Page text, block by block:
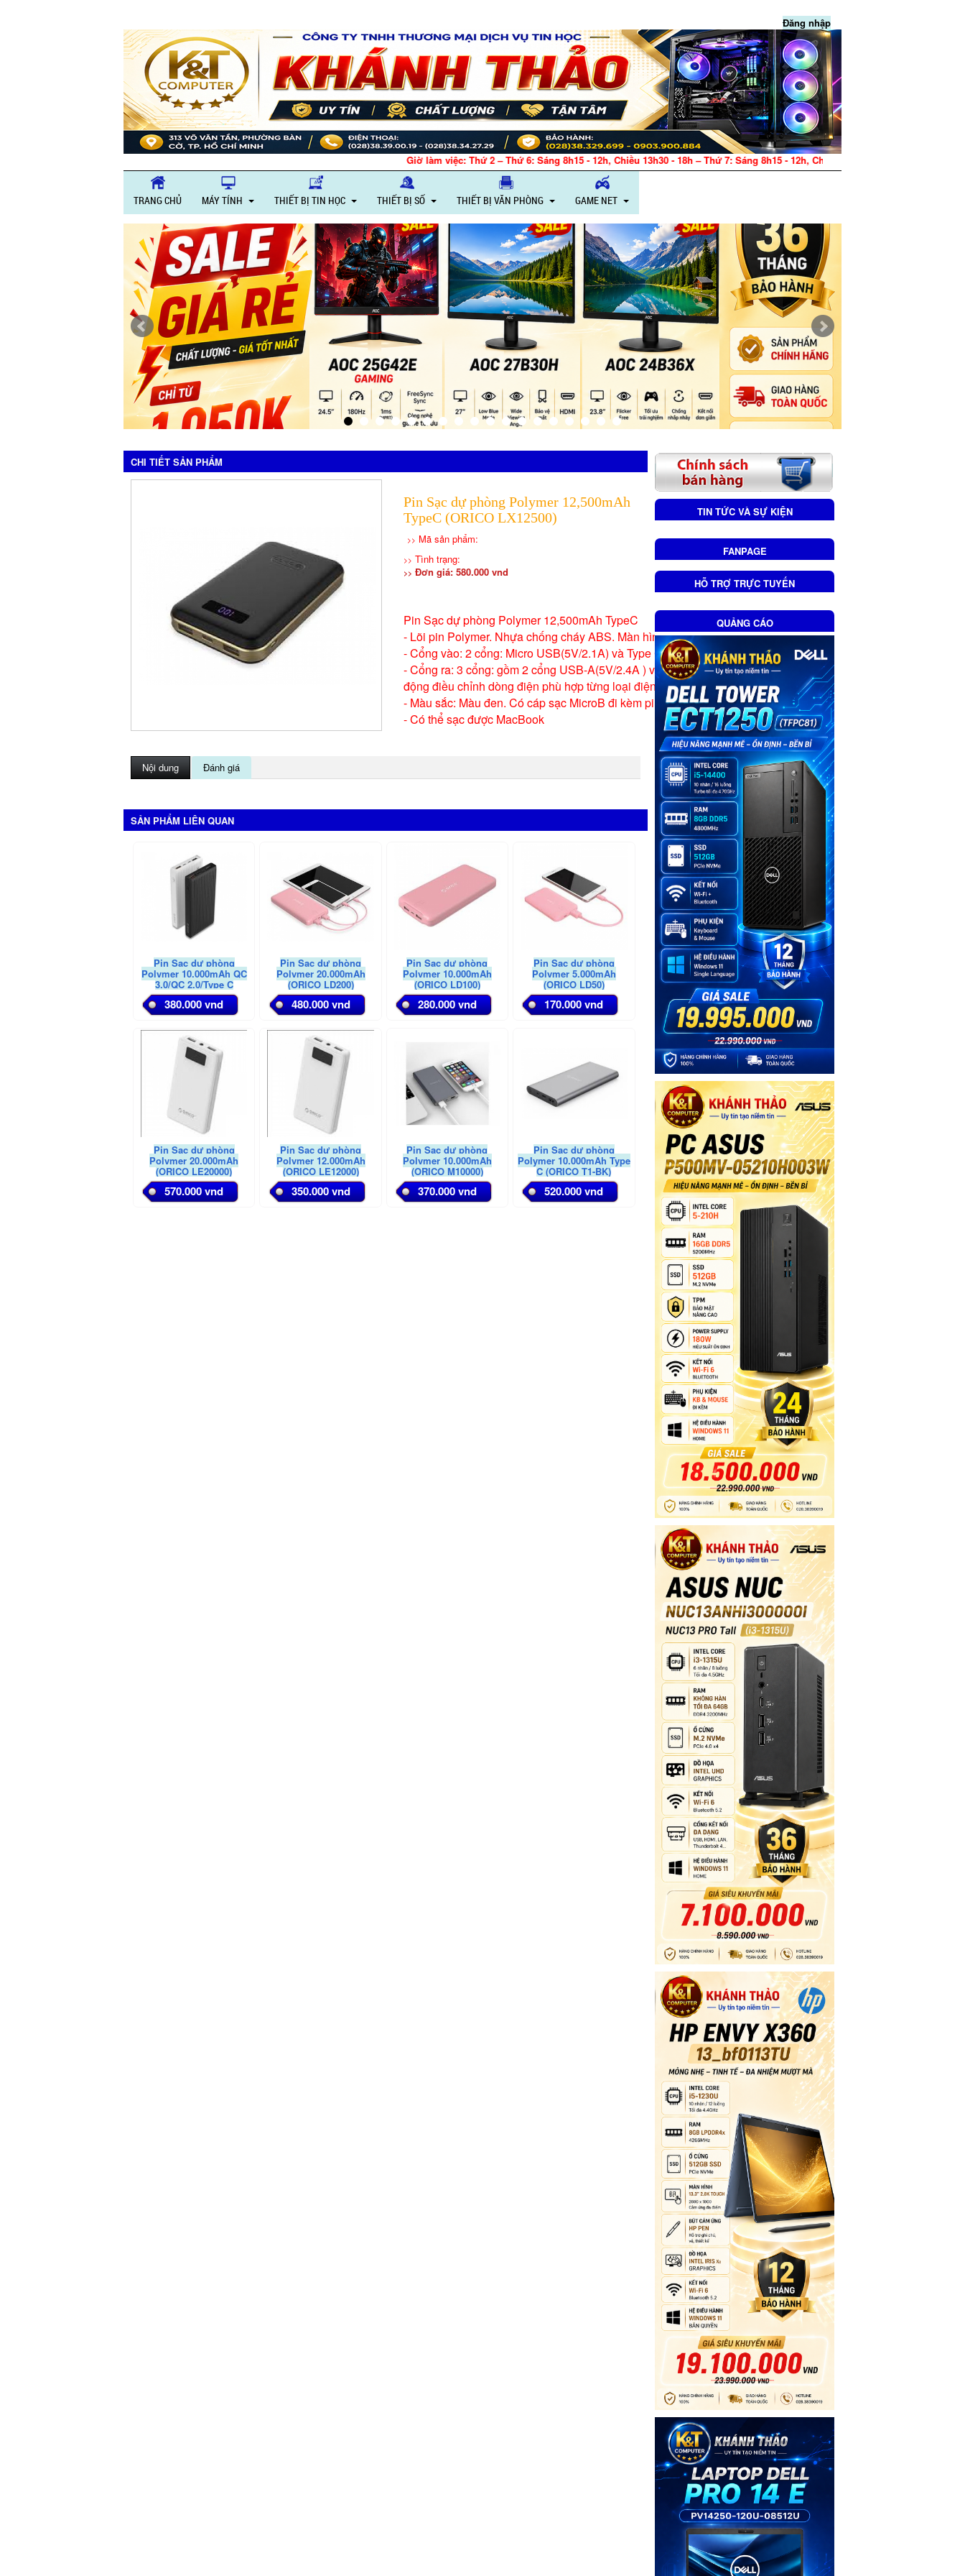
Đăng nhập
Giờ làm việc: Thứ 2 – Thứ 6: Sáng 8h15 - 12h, Chiều 13h30 - 18h – Thứ 7: Sáng 8h15 - 12h, Chiều 13h30 - 17h – CN: Nghỉ
TRANG CHỦ MÁY TÍNH THIẾT BỊ TIN HỌC THIẾT BỊ SỐ THIẾT BỊ VĂN PHÒNG GAME NET
CHI TIẾT SẢN PHẨM
Pin Sạc dự phòng Polymer 12,500mAh
TypeC (ORICO LX12500)
>> Mã sản phẩm:
>> Tình trạng:
>> Đơn giá: 580.000 vnd
Pin Sạc dự phòng Polymer 12,500mAh TypeC
- Lõi pin Polymer. Nhựa chống cháy ABS. Màn hình hiển thị thông số pin.
- Cổng vào: 2 cổng: Micro USB(5V/2.1A) và Type C(5V/3A)
- Cổng ra: 3 cổng: gồm 2 cổng USB-A(5V/2.4A ) và 1 cổng Type C (5V/3A): Tự
động điều chỉnh dòng điện phù hợp từng loại điện thoại. Tự động ngắt dòng.
- Màu sắc: Màu đen. Có cáp sạc MicroB đi kèm pin.
- Có thể sạc được MacBook
Nội dung Đánh giá
SẢN PHẨM LIÊN QUAN
Pin Sạc dự phòng
Polymer 10,000mAh QC
3.0/QC 2.0/Type C
(ORICO K10000)
380.000 vnd
Pin Sạc dự phòng
Polymer 20,000mAh
(ORICO LD200)
480.000 vnd
Pin Sạc dự phòng
Polymer 10,000mAh
(ORICO LD100)
280.000 vnd
Pin Sạc dự phòng
Polymer 5,000mAh
(ORICO LD50)
170.000 vnd
Pin Sạc dự phòng
Polymer 20,000mAh
(ORICO LE20000)
570.000 vnd
Pin Sạc dự phòng
Polymer 12.000mAh
(ORICO LE12000)
350.000 vnd
Pin Sạc dự phòng
Polymer 10,000mAh
(ORICO M10000)
370.000 vnd
Pin Sạc dự phòng
Polymer 10,000mAh Type
C (ORICO T1-BK)
520.000 vnd
TIN TỨC VÀ SỰ KIỆN
FANPAGE
HỖ TRỢ TRỰC TUYẾN
QUẢNG CÁO